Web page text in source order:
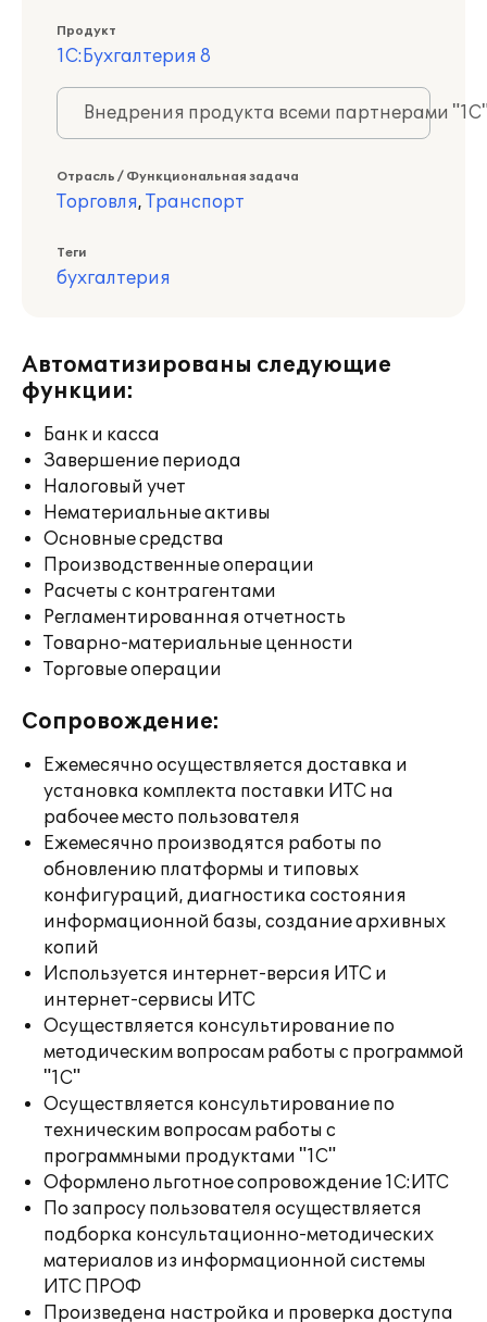
Продукт
1С:Бухгалтерия 8
Внедрения продукта всеми партнерами
Отрасль / Функциональная задача
Торговля, Транспорт
Теги
бухгалтерия
Автоматизированы следующие
функции:
Банк и касса
Завершение периода
Налоговый учет
Нематериальные активы
Основные средства
Производственные операции
Расчеты с контрагентами
Регламентированная отчетность
Товарно-материальные ценности
Торговые операции
Сопровождение:
Ежемесячно осуществляется доставка и
установка комплекта поставки ИТС на
рабочее место пользователя
Ежемесячно производятся работы по
обновлению платформы и типовых
конфигураций, диагностика состояния
информационной базы, создание архивных
копий
Используется интернет-версия ИТС и
интернет-сервисы ИТС
Осуществляется консультирование по
методическим вопросам работы с программой
"1С"
Осуществляется консультирование по
техническим вопросам работы с
программными продуктами "1С"
Оформлено льготное сопровождение 1С:ИТС
По запросу пользователя осуществляется
подборка консультационно-методических
материалов из информационной системы
ИТС ПРОФ
Произведена настройка и проверка доступа